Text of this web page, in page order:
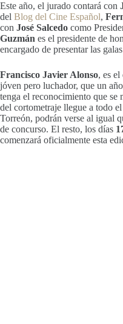
Este año, el jurado contará con
del Blog del Cine Español,
con José Salcedo como
Guzmán es el presidente de
encargado de presentar las
Francisco Javier Alonso, es el
jóven pero luchador, que un
tenga el reconocimiento que se
del cortometraje llegue a todo
Torreón, podrán verse al igual
de concurso. El resto, los días
comenzará oficialmente esta